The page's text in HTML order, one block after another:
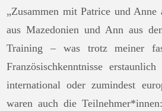
„Zusammen mit Patrice und Anne
aus Mazedonien und Ann aus
Training – was trotz meiner
Französischkenntnisse
international oder zumindest
waren auch die